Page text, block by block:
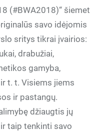
(#BWA2018)“ šiemet
savo idėjomis
sritys tikrai įvairios:
drabužiai,
gamyba,
t. t. Visiems jiems
ir pastangų.
džiaugtis jų
taip tenkinti savo